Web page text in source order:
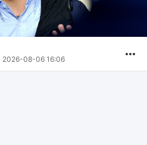
2026-08-06 16:06